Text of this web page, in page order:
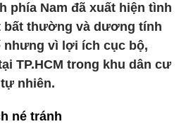
phía Nam đã xuất hiện tình
bất thường và dương tính
nhưng vì lợi ích cục bộ,
TP.HCM trong khu dân cư
nhiên.
né tránh